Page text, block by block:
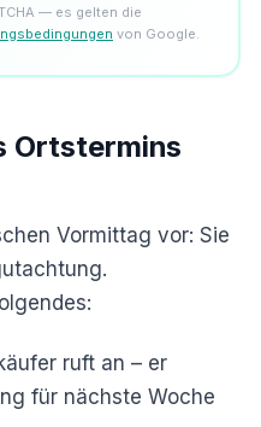
— es gelten die
von Google.
Ortstermins
Vormittag vor: Sie
ruft an – er
für nächste Woche